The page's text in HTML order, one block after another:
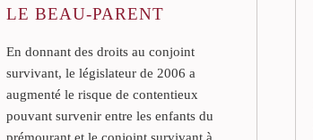
LE BEAU-PARENT
En donnant des droits au conjoint
survivant, le législateur de 2006 a
augmenté le risque de contentieux
pouvant survenir entre les enfants du